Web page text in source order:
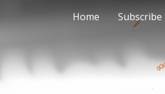
Home Subscribe